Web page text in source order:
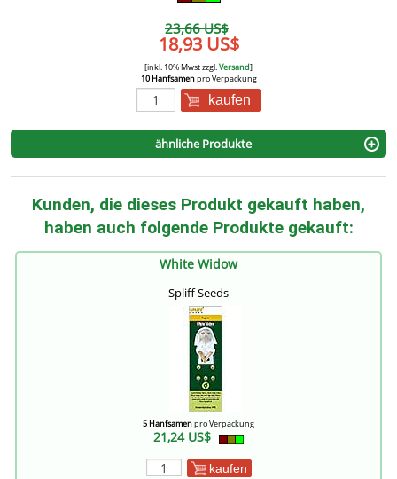
23,66 US$
18,93 US$
[inkl. 10% Mwst zzgl.Versand]
10 Hanfsamenpro Verpackung
kaufen
ähnliche Produkte
Kunden, die dieses Produkt gekauft haben,
haben auch folgende Produkte gekauft:
White Widow
Spliff Seeds
5 Hanfsamenpro Verpackung
21,24 US$
kaufen